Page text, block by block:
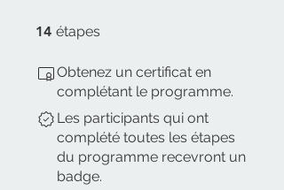
14 étapes
Obtenez un certificat en
complétant le programme.
Les participants qui ont
complété toutes les étapes
du programme recevront un
badge.